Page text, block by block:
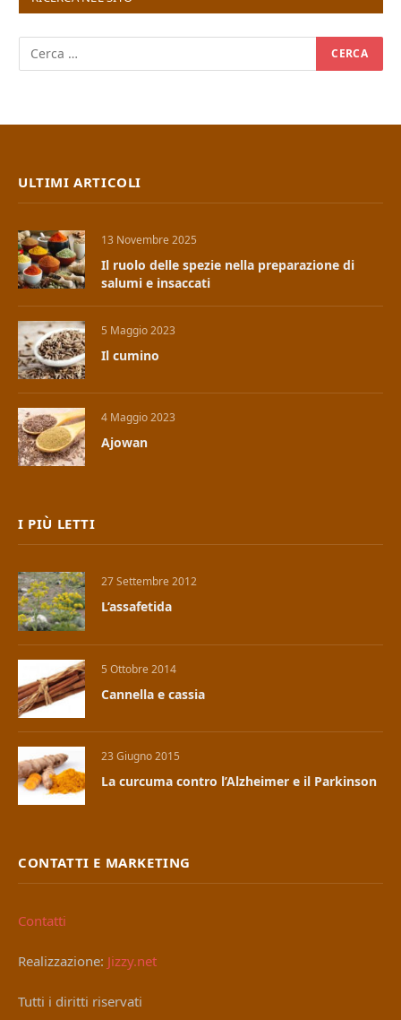
ULTIMI ARTICOLI
13 Novembre 2025
Il ruolo delle spezie nella preparazione di
salumi e insaccati
5 Maggio 2023
Il cumino
4 Maggio 2023
Ajowan
I PIÙ LETTI
27 Settembre 2012
L’assafetida
5 Ottobre 2014
Cannella e cassia
23 Giugno 2015
La curcuma contro l’Alzheimer e il Parkinson
CONTATTI E MARKETING
Contatti
Realizzazione: Jizzy.net
Tutti i diritti riservati